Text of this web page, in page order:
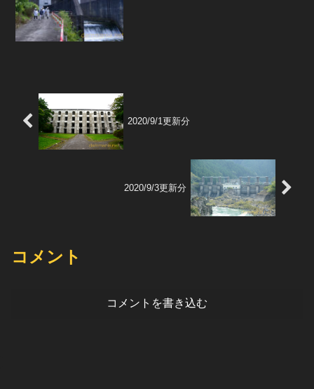
2020/9/1更新分
2020/9/3更新分
コメント
コメントを書き込む